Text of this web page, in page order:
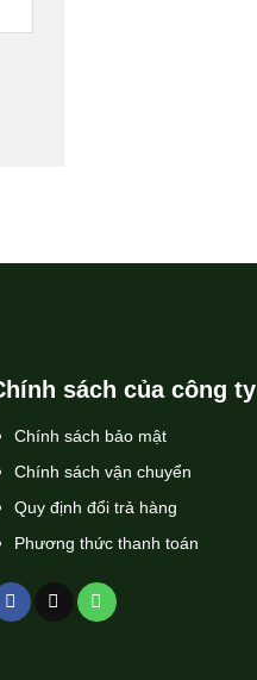
sách của công ty
Chính sách bảo mật
Chính sách vận chuyển
Quy định đổi trả hàng
Phương thức thanh toán